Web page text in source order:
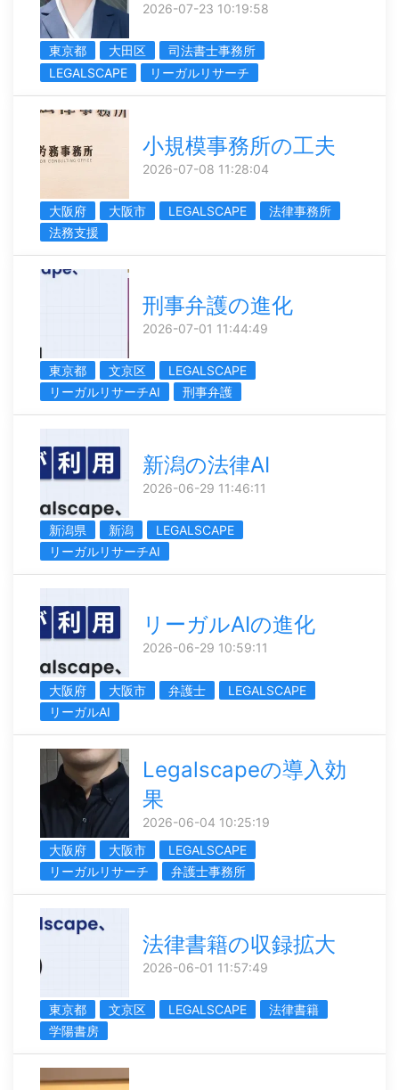
2026-07-23 10:19:58
東京都 大田区
司法書士事務所
LEGALSCAPE
リーガルリサーチ
小規模事務所の工夫
2026-07-08 11:28:04
大阪府 大阪市 LEGALSCAPE
法律事務所
法務支援
刑事弁護の進化
2026-07-01 11:44:49
東京都 文京区
LEGALSCAPE
リーガルリサーチAI
刑事弁護
新潟の法律AI
2026-06-29 11:46:11
新潟県 新潟
LEGALSCAPE
リーガルリサーチAI
リーガルAIの進化
2026-06-29 10:59:11
大阪府 大阪市 弁護士
LEGALSCAPE
リーガルAI
Legalscapeの導入効
果
2026-06-04 10:25:19
大阪府
大阪市
LEGALSCAPE
リーガルリサーチ
弁護士事務所
法律書籍の収録拡大
2026-06-01 11:57:49
東京都 文京区 LEGALSCAPE
法律書籍
学陽書房